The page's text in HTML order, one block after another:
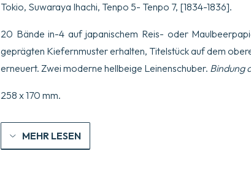
Tokio, Suwaraya Ihachi, Tenpo 5- Tenpo 7, [1834-1836].
20 Bände in-4 auf japanischem Reis- oder
geprägten Kiefernmuster erhalten, Titelstück auf dem
erneuert. Zwei moderne hellbeige Leinenschuber. Bindung
258 x 170 mm.
MEHR LESEN